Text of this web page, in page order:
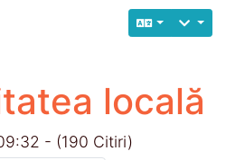
locală
- (190 Citiri)